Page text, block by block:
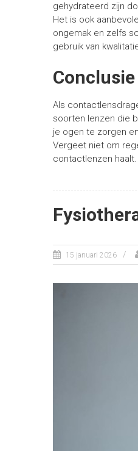
gehydrateerd zijn
Het is ook
ongemak en zelfs
gebruik van
Conclusie
Als
soorten lenzen die
je ogen te zorgen
Vergeet niet om
contactlenzen haalt.
15 januari 2026